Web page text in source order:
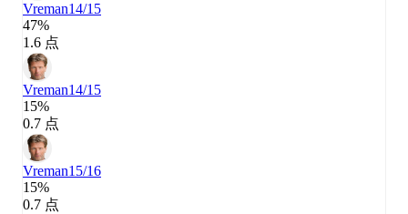
Vreman14/15
47%
1.6 点
Vreman14/15
15%
0.7 点
Vreman15/16
15%
0.7 点